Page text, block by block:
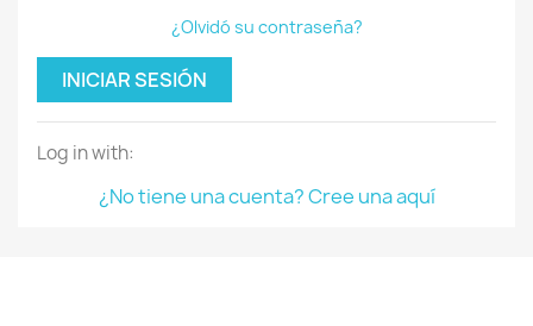
¿Olvidó su contraseña?
INICIAR SESIÓN
Log in with:
¿No tiene una cuenta? Cree una aquí